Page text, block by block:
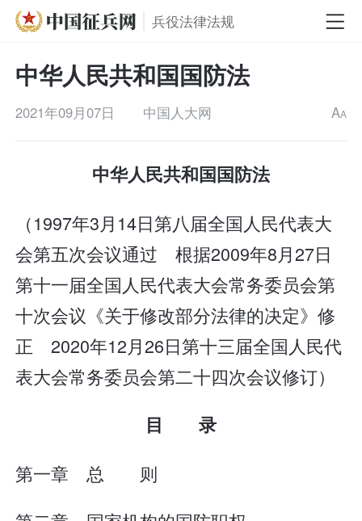
兵役法律法规
中华人民共和国国防法
2021年09月07日 中国人大网 AA
中华人民共和国国防法
（1997年3月14日第八届全国人民代表大
会第五次会议通过 根据2009年8月27日
第十一届全国人民代表大会常务委员会第
十次会议《关于修改部分法律的决定》修
正 2020年12月26日第十三届全国人民代
表大会常务委员会第二十四次会议修订）
目 录
第一章 总 则